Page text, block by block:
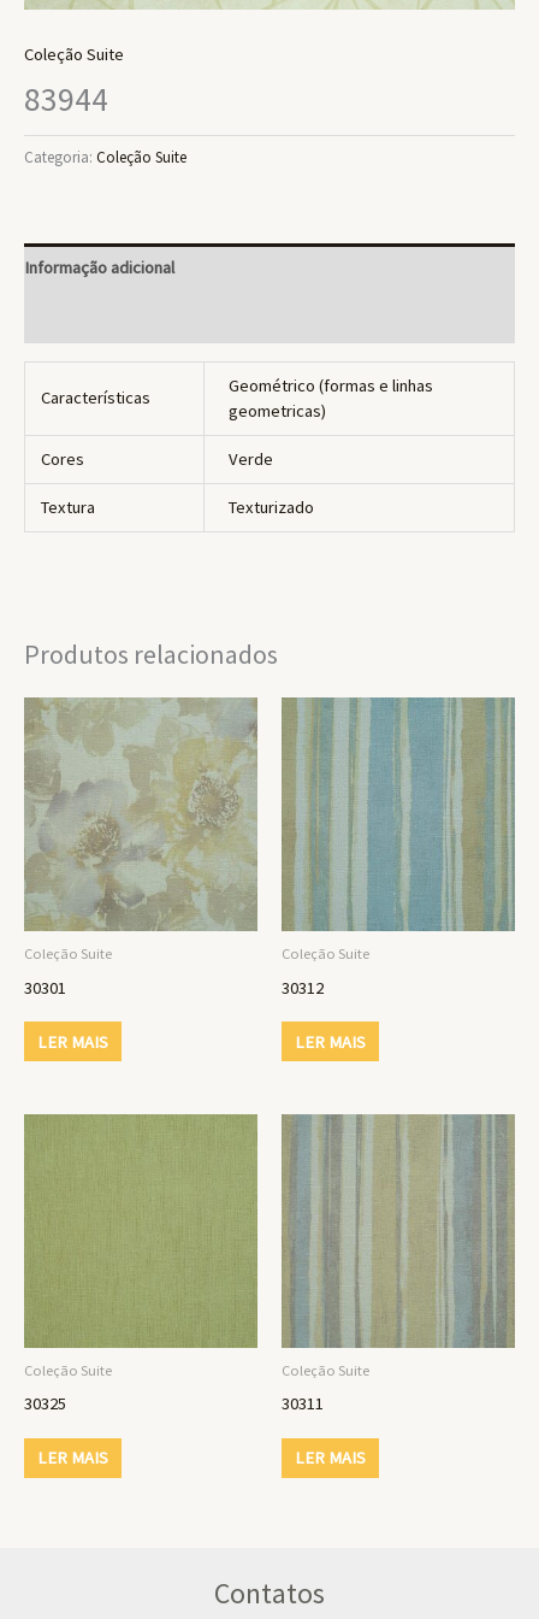
Coleção Suite
83944
Categoria: Coleção Suite
Informação adicional
Características
Geométrico (formas e linhas
geometricas)
Cores Verde
Textura Texturizado
Produtos relacionados
Coleção Suite
30301
LER MAIS
Coleção Suite
30312
LER MAIS
Coleção Suite
30325
LER MAIS
Coleção Suite
30311
LER MAIS
Contatos